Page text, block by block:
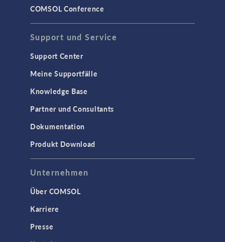
WISSENSCHAFT AKTUELL
TAGS
3D-Druck
AC/DC Module
Acoustics Module
Ausgewählte Wissenschaftler
Battery Design Module
Bioengineering
CFD Module
Chemical Reaction Engineering Module
Corrosion Module
COMSOL Conference
Support und Service
Support Center
Meine Supportfälle
Knowledge Base
Partner und Consultants
Dokumentation
Produkt Download
Unternehmen
Über COMSOL
Karriere
Presse